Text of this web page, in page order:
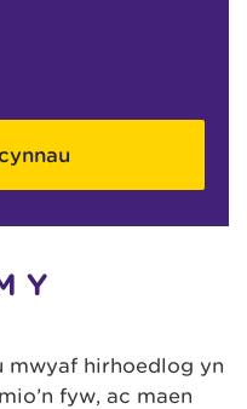
Y
mwyaf hirhoedlog yn
fyw, ac maen